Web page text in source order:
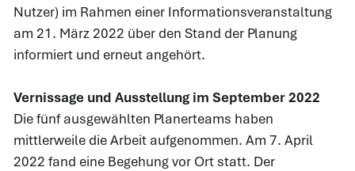
Nutzer) im Rahmen einer Informationsveranstaltung
am 21. März 2022 über den Stand der Planung
informiert und erneut angehört.
Vernissage und Ausstellung im September 2022
Die fünf ausgewählten Planerteams haben
mittlerweile die Arbeit aufgenommen. Am 7. April
2022 fand eine Begehung vor Ort statt. Der